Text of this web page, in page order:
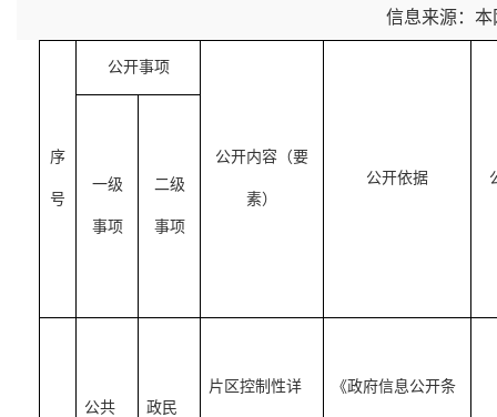
信息来源：本
序
号
公开事项
公开内容（要
素）
公开依据
一级
事项
二级
事项
公共 政民
片区控制性详 《政府信息公开条